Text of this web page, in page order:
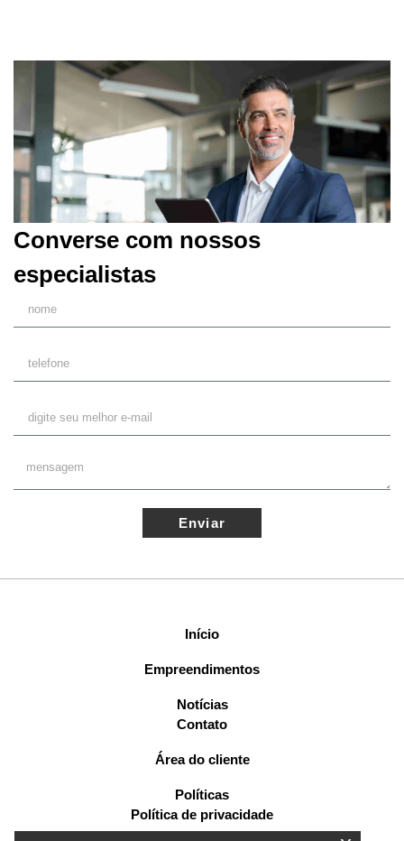
Converse com nossos
especialistas
Enviar
Início
Empreendimentos
Notícias
Contato
Área do cliente
Políticas
Política de privacidade